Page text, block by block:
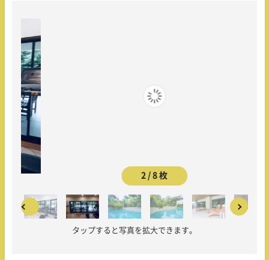
2 / 8 枚
タップすると写真を拡大できます。